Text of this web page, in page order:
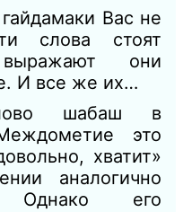
Вас не
слова стоят
они
И все же их…
шабаш в
это
хватит»
аналогично
Однако его